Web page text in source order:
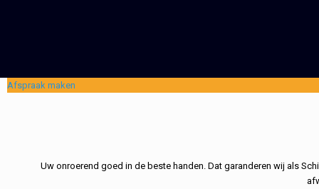
Afspraak maken
Uw onroerend goed in de beste handen. Dat garanderen wij als